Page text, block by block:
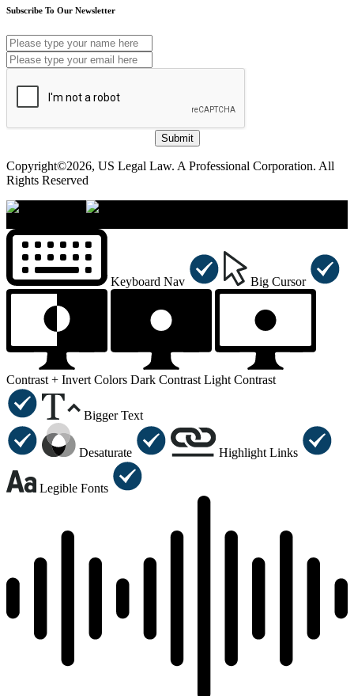
Subscribe To Our Newsletter
Submit
Copyright©2026, US Legal Law. A Professional Corporation. All
Rights Reserved
Keyboard Nav Big Cursor
Contrast + Invert Colors Dark Contrast Light Contrast
Bigger Text
Desaturate Highlight Links
Legible Fonts